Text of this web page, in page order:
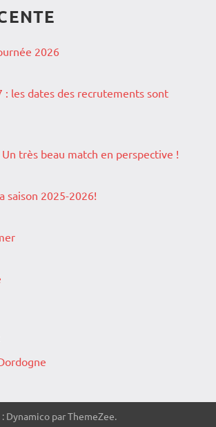
2026
: les dates des recrutements sont
très beau match en perspective !
saison 2025-2026!
Dynamico par ThemeZee.